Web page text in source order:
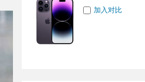
加入对比